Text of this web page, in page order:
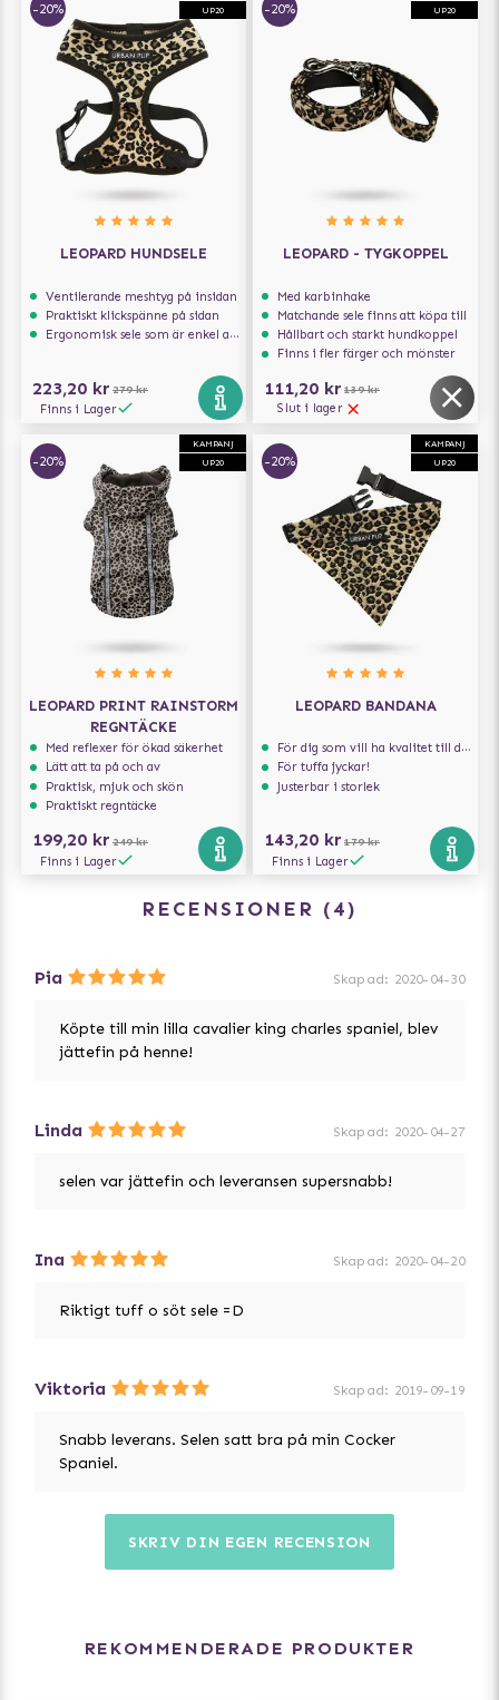
UP20
-20%
LEOPARD HUNDSELE
Ventilerande meshtyg på insidan
Praktiskt klickspänne på sidan
Ergonomisk sele som är enkel att ta på och av
223,20 kr 279 kr
Finns i Lager
UP20
-20%
LEOPARD - TYGKOPPEL
Med karbinhake
Matchande sele finns att köpa till
Hållbart och starkt hundkoppel
Finns i fler färger och mönster
111,20 kr 139 kr
Slut i lager
KAMPANJ
UP20
-20%
LEOPARD PRINT RAINSTORM
REGNTÄCKE
Med reflexer för ökad säkerhet
Lätt att ta på och av
Praktisk, mjuk och skön
Praktiskt regntäcke
199,20 kr 249 kr
Finns i Lager
KAMPANJ
UP20
-20%
LEOPARD BANDANA
För dig som vill ha kvalitet till din hund!
För tuffa jyckar!
Justerbar i storlek
143,20 kr 179 kr
Finns i Lager
RECENSIONER 4
Pia Skapad: 2020-04-30
Köpte till min lilla cavalier king charles spaniel, blev
jättefin på henne!
Linda Skapad: 2020-04-27
selen var jättefin och leveransen supersnabb!
Ina Skapad: 2020-04-20
Riktigt tuff o söt sele =D
Viktoria Skapad: 2019-09-19
Snabb leverans. Selen satt bra på min Cocker
Spaniel.
SKRIV DIN EGEN RECENSION
REKOMMENDERADE PRODUKTER